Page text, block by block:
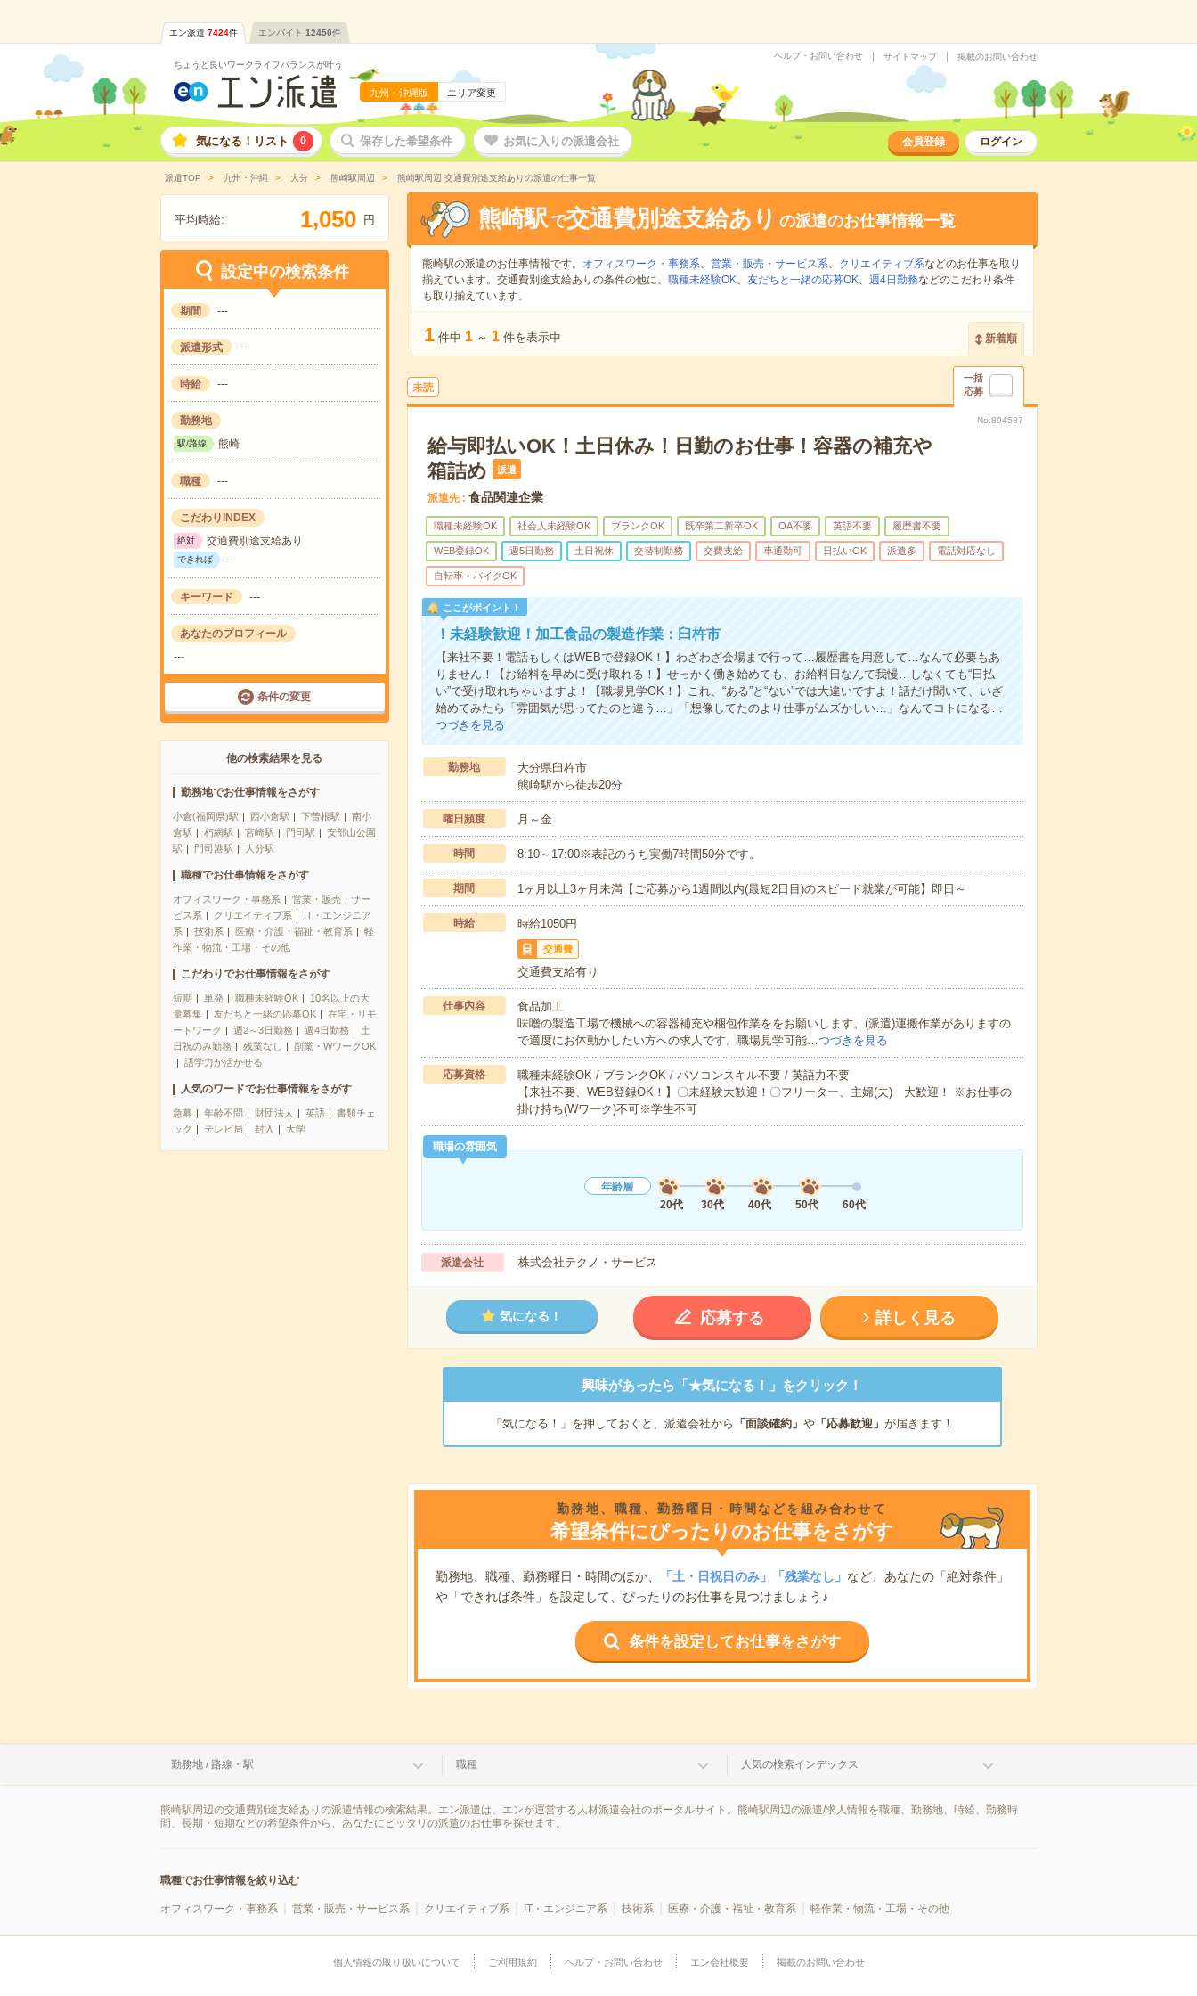
エン派遣 7424件 エンバイト 12450件
ちょうど良いワークライフバランスが叶う
九州・沖縄版 エリア変更
ヘルプ・お問い合わせ サイトマップ 掲載のお問い合わせ
気になる！リスト 0 保存した希望条件 お気に入りの派遣会社 会員登録 ログイン
派遣TOP 九州・沖縄 大分 熊崎駅周辺 熊崎駅周辺 交通費別途支給ありの派遣の仕事一覧
平均時給: 1,050 円
設定中の検索条件
期間 ---
派遣形式 ---
時給 ---
勤務地
駅/路線 熊崎
職種 ---
こだわりINDEX
絶対 交通費別途支給あり
できれば ---
キーワード ---
あなたのプロフィール
---
条件の変更
他の検索結果を見る
勤務地でお仕事情報をさがす
小倉(福岡県)駅 西小倉駅 下曽根駅
南小
倉駅
朽網駅 宮崎駅 門司駅
安部山公園
駅
門司港駅 大分駅
職種でお仕事情報をさがす
オフィスワーク・事務系
営業・販売・サー
ビス系
クリエイティブ系
IT・エンジニア
系
技術系 医療・介護・福祉・教育系
軽
作業・物流・工場・その他
こだわりでお仕事情報をさがす
短期 単発 職種未経験OK
10名以上の大
量募集
友だちと一緒の応募OK
在宅・リモ
ートワーク
週2～3日勤務 週4日勤務
土
日祝のみ勤務
残業なし
副業・WワークOK
語学力が活かせる
人気のワードでお仕事情報をさがす
急募 年齢不問 財団法人 英語
書類チェ
ック
テレビ局 封入 大学
熊崎駅 で交通費別途支給あり の派遣のお仕事情報一覧
熊崎駅の派遣のお仕事情報です。 オフィスワーク・事務系、 営業・販売・サービス系、 クリエイティブ系などのお仕事を取り
揃えています。交通費別途支給ありの条件の他に、 職種未経験OK、 友だちと一緒の応募OK、 週4日勤務などのこだわり条件
も取り揃えています。
1 件中 1 ～ 1 件を表示中 新着順
未読
一括
応募
No.894587
給与即払いOK！土日休み！日勤のお仕事！容器の補充や
箱詰め
派遣
派遣先 食品関連企業
職種未経験OK 社会人未経験OK ブランクOK 既卒第二新卒OK OA不要 英語不要 履歴書不要
WEB登録OK 週5日勤務 土日祝休 交替制勤務 交費支給 車通勤可 日払いOK 派遣多 電話対応なし
自転車・バイクOK
ここがポイント！
！未経験歓迎！加工食品の製造作業：臼杵市
【来社不要！電話もしくはWEBで登録OK！】わざわざ会場まで行って…履歴書を用意して…なんて必要もあ
りません！【お給料を早めに受け取れる！】せっかく働き始めても、お給料日なんて我慢…しなくても“日払
い”で受け取れちゃいますよ！【職場見学OK！】これ、“ある”と“ない”では大違いですよ！話だけ聞いて、いざ
始めてみたら「雰囲気が思ってたのと違う…」「想像してたのより仕事がムズかしい…」なんてコトになる…
つづきを見る
勤務地
大分県臼杵市
熊崎駅から徒歩20分
曜日頻度 月～金
時間 8:10～17:00※表記のうち実働7時間50分です。
期間 1ヶ月以上3ヶ月未満【ご応募から1週間以内(最短2日目)のスピード就業が可能】即日～
時給 時給1050円
交通費
交通費支給有り
仕事内容
食品加工
味噌の製造工場で機械への容器補充や梱包作業ををお願いします。(派遣)運搬作業がありますの
で適度にお体動かしたい方への求人です。職場見学可能…つづきを見る
応募資格
職種未経験OK / ブランクOK / パソコンスキル不要 / 英語力不要
【来社不要、WEB登録OK！】〇未経験大歓迎！〇フリーター、主婦(夫) 大歓迎！ ※お仕事の
掛け持ち(Wワーク)不可※学生不可
職場の雰囲気
年齢層
20代
30代 40代 50代 60代
派遣会社 株式会社テクノ・サービス
気になる！ 応募する 詳しく見る
興味があったら「★気になる！」をクリック！
「気になる！」を押しておくと、派遣会社から 「面談確約」 や「応募歓迎」 が届きます！
勤務地、職種、勤務曜日・時間などを組み合わせて
希望条件にぴったりのお仕事をさがす
勤務地、職種、勤務曜日・時間のほか、 「土・日祝日のみ」「残業なし」 など、あなたの「絶対条件」
や「できれば条件」を設定して、ぴったりのお仕事を見つけましょう♪
条件を設定してお仕事をさがす
勤務地 / 路線・駅 職種 人気の検索インデックス
熊崎駅周辺の交通費別途支給ありの派遣情報の検索結果。エン派遣は、エンが運営する人材派遣会社のポータルサイト。熊崎駅周辺の派遣/求人情報を職種、勤務地、時給、勤務時
間、長期・短期などの希望条件から、あなたにピッタリの派遣のお仕事を探せます。
職種でお仕事情報を絞り込む
オフィスワーク・事務系 営業・販売・サービス系 クリエイティブ系 IT・エンジニア系 技術系 医療・介護・福祉・教育系 軽作業・物流・工場・その他
個人情報の取り扱いについて ご利用規約 ヘルプ・お問い合わせ エン会社概要 掲載のお問い合わせ